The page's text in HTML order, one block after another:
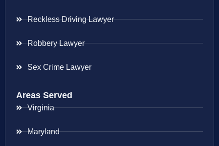
Reckless Driving Lawyer
Robbery Lawyer
Sex Crime Lawyer
Areas Served
Virginia
Maryland